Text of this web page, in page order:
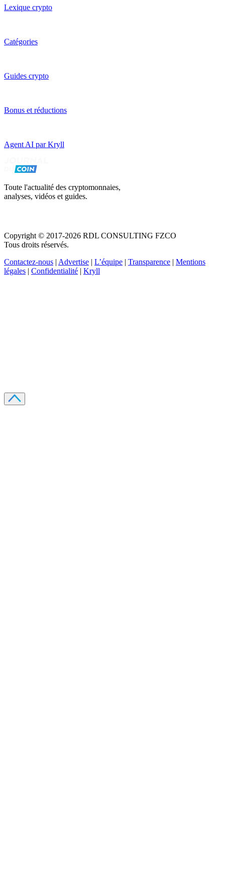
Lexique crypto
Catégories
Guides crypto
Bonus et réductions
Agent AI par Kryll
Toute l'actualité des cryptomonnaies,
analyses, vidéos et guides.
Copyright © 2017-2026 RDL CONSULTING FZCO
Tous droits réservés.
Contactez-nous | Advertise | L’équipe | Transparence | Mentions
légales | Confidentialité | Kryll